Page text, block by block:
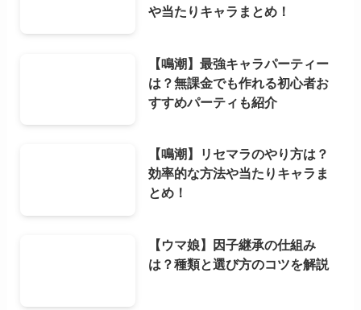
や当たりキャラまとめ！
【鳴潮】最強キャラパーティー
は？無課金でも作れる初心者お
すすめパーティも紹介
【鳴潮】リセマラのやり方は？
効率的な方法や当たりキャラま
とめ！
【ウマ娘】因子継承の仕組み
は？種類と選び方のコツを解説